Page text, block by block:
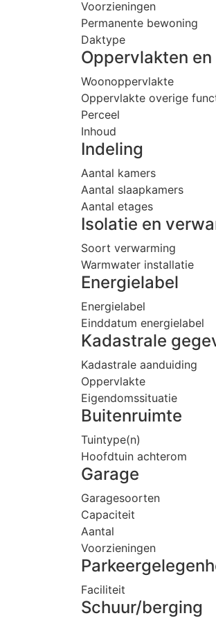
Voorzieningen
Permanente bewoning
Daktype
Oppervlakten en
Woonoppervlakte
Oppervlakte overige
Perceel
Inhoud
Indeling
Aantal kamers
Aantal slaapkamers
Aantal etages
Isolatie en
Soort verwarming
Warmwater installatie
Energielabel
Energielabel
Einddatum energielabel
Kadastrale
Kadastrale aanduiding
Oppervlakte
Eigendomssituatie
Buitenruimte
Tuintype(n)
Hoofdtuin achterom
Garage
Garagesoorten
Capaciteit
Aantal
Voorzieningen
Faciliteit
Schuur/berging